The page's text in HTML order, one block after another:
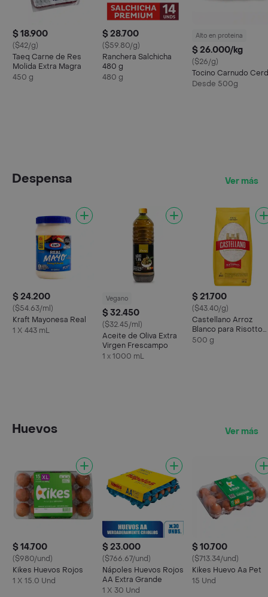
$ 18.900
($42/g)
Taeq Carne de Res
Molida Extra Magra
450 g
$ 28.700
($59.80/g)
Ranchera Salchicha
480 g
480 g
Alto en proteina
$ 26.000/kg
($26/g)
Tocino Carnudo
Desde 500g
Despensa Ver más
$ 24.200
($54.63/ml)
Kraft Mayonesa Real
1 X 443 mL
Vegano
$ 32.450
($32.45/ml)
Aceite de Oliva Extra
Virgen Frescampo
1 x 1000 mL
$ 21.700
($43.40/g)
Castellano Arroz
Blanco para Risotto
Premium
500 g
Huevos Ver más
$ 14.700
($980/und)
Kikes Huevos Rojos
1 X 15.0 Und
$ 23.000
($766.67/und)
Nápoles Huevos Rojos
AA Extra Grande
1 X 30 Und
$ 10.700
($713.34/und)
Kikes Huevo Aa Pet
15 Und